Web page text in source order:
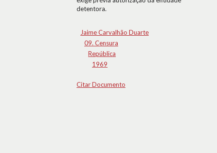
detentora.
Jaime Carvalhão Duarte
09. Censura
República
1969
Citar Documento